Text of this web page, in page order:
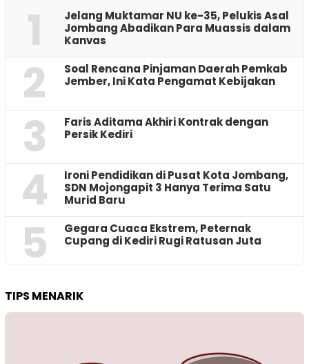
1
Jelang Muktamar NU ke-35, Pelukis Asal
Jombang Abadikan Para Muassis dalam
Kanvas
2
‎Soal Rencana Pinjaman Daerah Pemkab
Jember, Ini Kata Pengamat Kebijakan ‎
3
Faris Aditama Akhiri Kontrak dengan
Persik Kediri
4
Ironi Pendidikan di Pusat Kota Jombang,
SDN Mojongapit 3 Hanya Terima Satu
Murid Baru
5
‎Gegara Cuaca Ekstrem, Peternak
Cupang di Kediri Rugi Ratusan Juta
TIPS MENARIK